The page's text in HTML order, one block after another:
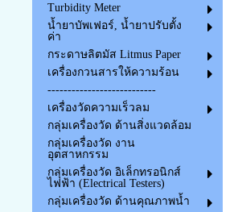
Turbidity Meter
น้ำยาบัพเฟอร์, น้ำยาปรับตั้ง
ค่า
กระดาษลิตมัส Litmus Paper
เครื่องกวนสารให้ความร้อน
---------------------------
เครื่องวัดความเร็วลม
กลุ่มเครื่องวัด ด้านสิ่งแวดล้อม
กลุ่มเครื่องวัด งาน
อุตสาหกรรม
กลุ่มเครื่องวัด อิเล็กทรอนิกส์
ไฟฟ้า (Electrical Testers)
กลุ่มเครื่องวัด ด้านคุณภาพน้ำ